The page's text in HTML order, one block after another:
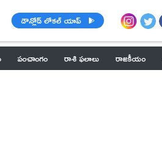
డౌన్లోడ్ లోకల్ యాప్
పంచాంగం రాశి ఫలాలు రాజకీయం